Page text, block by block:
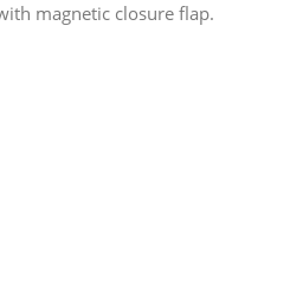
magnetic closure flap.